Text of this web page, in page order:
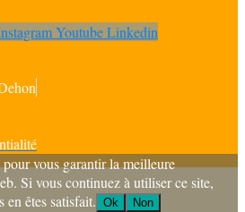
YoutubeLinkedin
vous garantir la meilleure
Si vous continuez à utiliser ce site,
en êtes satisfait. Ok
Non